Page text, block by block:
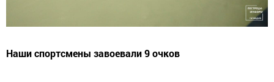
Наши спортсмены завоевали 9 очков